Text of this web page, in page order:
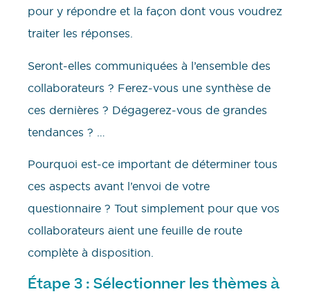
pour y répondre et la façon dont vous voudrez
traiter les réponses.
Seront-elles communiquées à l’ensemble des
collaborateurs ? Ferez-vous une synthèse de
ces dernières ? Dégagerez-vous de grandes
tendances ? …
Pourquoi est-ce important de déterminer tous
ces aspects avant l’envoi de votre
questionnaire ? Tout simplement pour que vos
collaborateurs aient une feuille de route
complète à disposition.
Étape 3 : Sélectionner les thèmes à